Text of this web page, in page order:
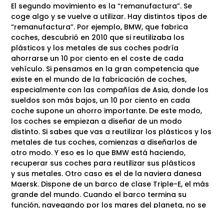
El segundo movimiento es la “remanufactura”. Se
coge algo y se vuelve a utilizar. Hay distintos tipos de
“remanufactura”. Por ejemplo, BMW, que fabrica
coches, descubrió en 2010 que si reutilizaba los
plásticos y los metales de sus coches podría
ahorrarse un 10 por ciento en el coste de cada
vehículo. Si pensamos en la gran competencia que
existe en el mundo de la fabricación de coches,
especialmente con las compañías de Asia, donde los
sueldos son más bajos, un 10 por ciento en cada
coche supone un ahorro importante. De este modo,
los coches se empiezan a diseñar de un modo
distinto. Si sabes que vas a reutilizar los plásticos y los
metales de tus coches, comienzas a diseñarlos de
otro modo. Y eso es lo que BMW está haciendo,
recuperar sus coches para reutilizar sus plásticos
y sus metales. Otro caso es el de la naviera danesa
Maersk. Dispone de un barco de clase Triple-E, el más
grande del mundo. Cuando el barco termina su
función, navegando por los mares del planeta, no se